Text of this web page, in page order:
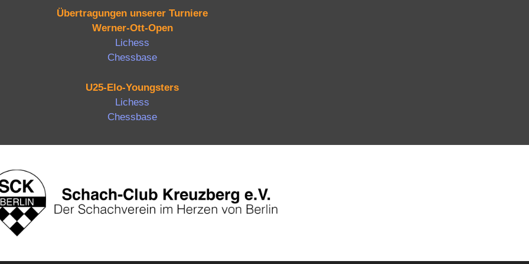
Übertragungen unserer Turniere
Werner-Ott-Open
Lichess
Chessbase
U25-Elo-Youngsters
Lichess
Chessbase